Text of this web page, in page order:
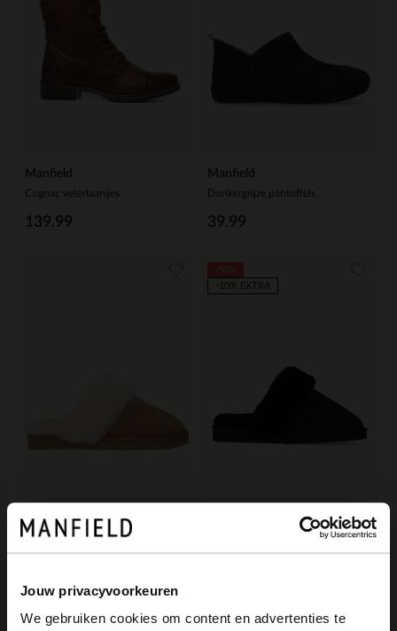
Jouw privacyvoorkeuren
We gebruiken cookies om content en advertenties te
Manfield
Cognac veterlaarsjes
139.99
Manfield
Donkergrijze pantoffels
39.99
Manfield
Zwarte pantoffels met wollen voering
-10% EXTRA